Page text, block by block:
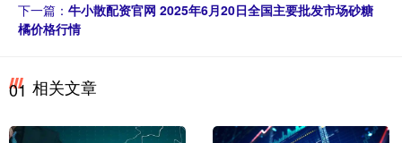
下一篇： 牛小散配资官网 2025年6月20日全国主要批发市场砂糖
橘价格行情
01 相关文章